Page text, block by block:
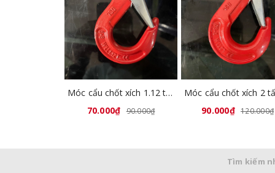
Móc cẩu chốt xích 1.12 tấn GL8008-01
70.000₫ 90.000₫ 90.000₫ 120.000₫
Tìm kiếm